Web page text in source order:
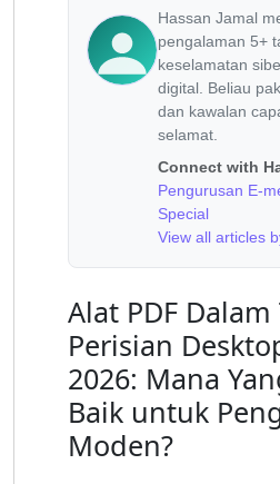
Hassan Jamal
pengalaman 5+
keselamatan
digital. Beliau
dan kawalan
selamat.
Connect with
Pengurusan E-
Special
View all articles
Alat PDF Dalam
Perisian
2026: Mana
Baik untuk
Moden?